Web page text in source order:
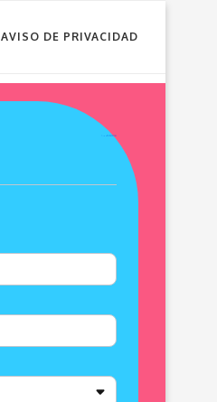
AVISO DE PRIVACIDAD